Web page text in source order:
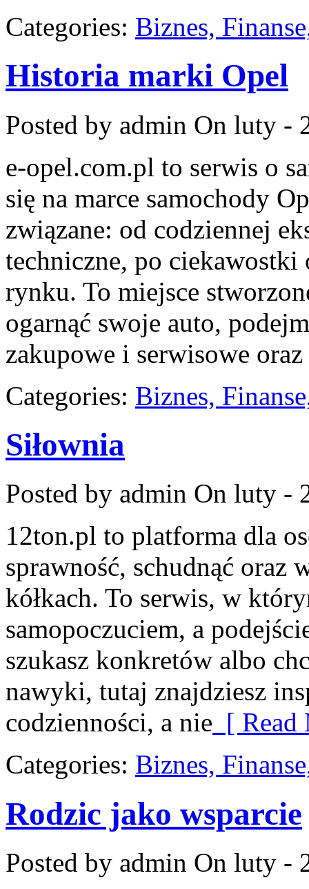
Categories: Biznes,
Historia marki Opel
Posted by admin On luty -
e-opel.com.pl to serwis o
się na marce samochody
związane: od codziennej
techniczne, po
rynku. To miejsce
ogarnąć swoje auto,
zakupowe i serwisowe
Categories: Biznes,
Siłownia
Posted by admin On luty -
12ton.pl to platforma dla
sprawność, schudnąć oraz
kółkach. To serwis, w
samopoczuciem, a
szukasz konkretów albo
nawyki, tutaj znajdziesz
codzienności, a nie [ Read
Categories: Biznes,
Rodzic jako wsparcie
Posted by admin On luty -